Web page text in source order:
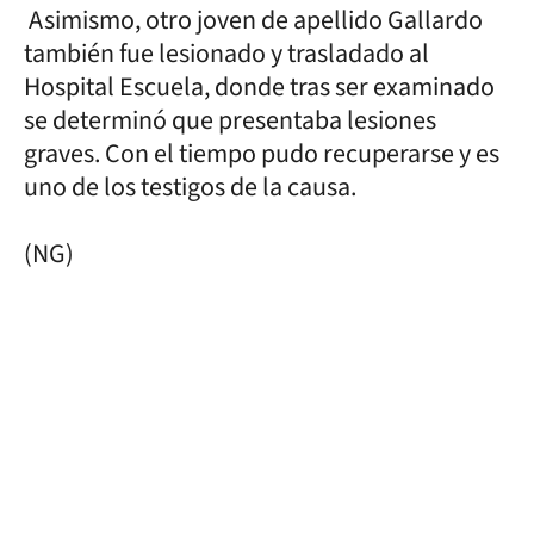
Asimismo, otro joven de apellido Gallardo
también fue lesionado y trasladado al
Hospital Escuela, donde tras ser examinado
se determinó que presentaba lesiones
graves. Con el tiempo pudo recuperarse y es
uno de los testigos de la causa.
(NG)